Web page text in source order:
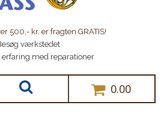
500,- kr. er fragten GRATIS!
værkstedet
erfaring med reparationer
0.00